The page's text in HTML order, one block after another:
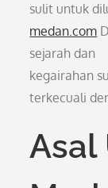
sulit untuk
medan.com
sejarah dan
kegairahan
terkecuali
Asal